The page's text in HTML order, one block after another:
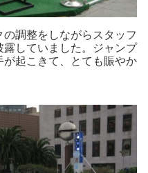
調整をしながらスタッフ
していました。ジャンプ
起こきて、とても賑やか